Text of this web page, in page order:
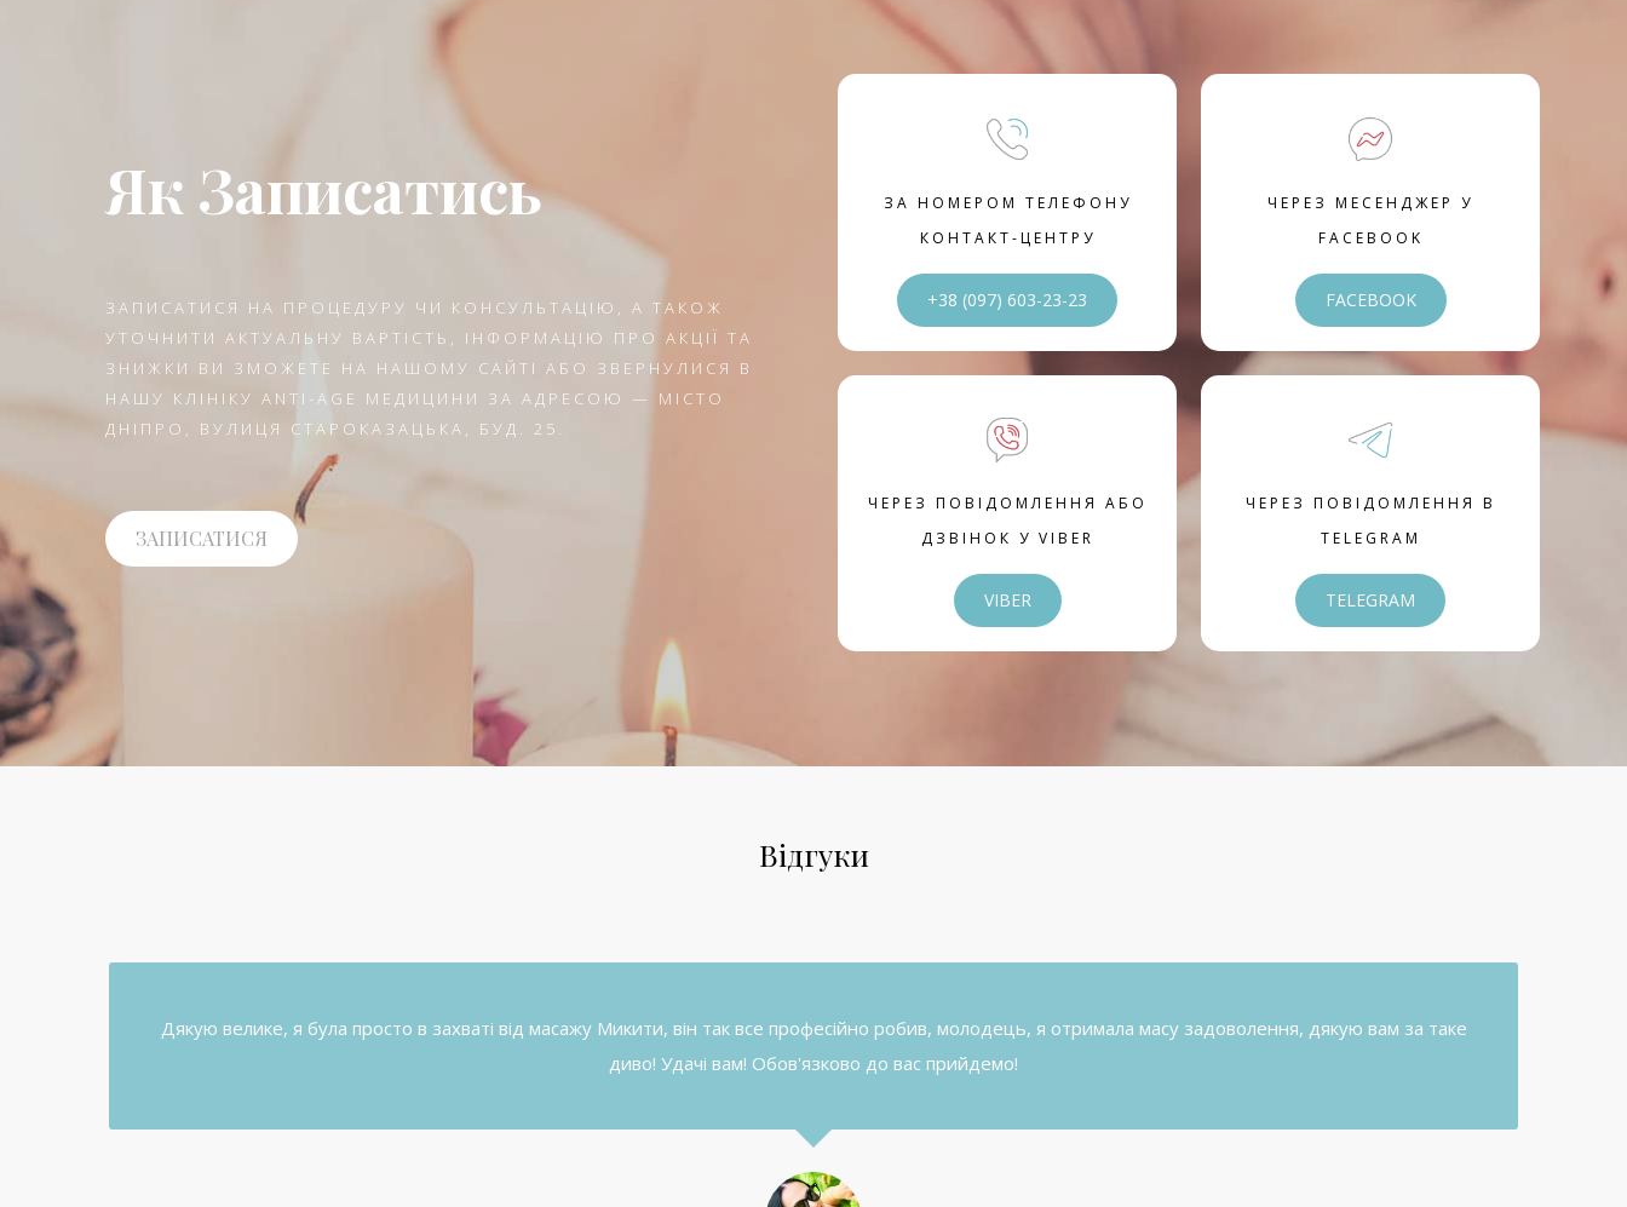
Як Записатись
ЗАПИСАТИСЯ НА ПРОЦЕДУРУ ЧИ КОНСУЛЬТАЦІЮ, А ТАКОЖ
УТОЧНИТИ АКТУАЛЬНУ ВАРТІСТЬ, ІНФОРМАЦІЮ ПРО АКЦІЇ ТА
ЗНИЖКИ ВИ ЗМОЖЕТЕ НА НАШОМУ САЙТІ АБО ЗВЕРНУЛИСЯ В
НАШУ КЛІНІКУ ANTI-AGE МЕДИЦИНИ ЗА АДРЕСОЮ — МІСТО
ДНІПРО, ВУЛИЦЯ СТАРОКАЗАЦЬКА, БУД. 25.
ЗАПИСАТИСЯ
ЗА НОМЕРОМ ТЕЛЕФОНУ
КОНТАКТ-ЦЕНТРУ
+38 (097) 603-23-23
ЧЕРЕЗ ПОВІДОМЛЕННЯ АБО
ДЗВІНОК У VIBER
VIBER
ЧЕРЕЗ МЕСЕНДЖЕР У
FACEBOOK
FACEBOOK
ЧЕРЕЗ ПОВІДОМЛЕННЯ В
TELEGRAM
TELEGRAM
Відгуки
Дякую велике, я була просто в захваті від масажу Микити, він так все професійно робив, молодець, я отримала масу задоволення, дякую вам за таке
диво! Удачі вам! Обов'язково до вас прийдемо!